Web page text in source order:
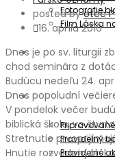
Fotografie
Film Láska
Aktuality
Oznamy
Pravidelný
Pravidelné
posted byotec
16. apríla 2016
Dnes je po sv. liturgii
chod seminára z
Budúcu nedeľu 24.
Dnes popoludní
V pondelok večer
biblická škola, vo
Stretnutie
Hnutie rozvedených